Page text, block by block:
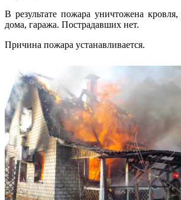
В результате пожара уничтожена
дома, гаража. Пострадавших нет.
Причина пожара устанавливается.